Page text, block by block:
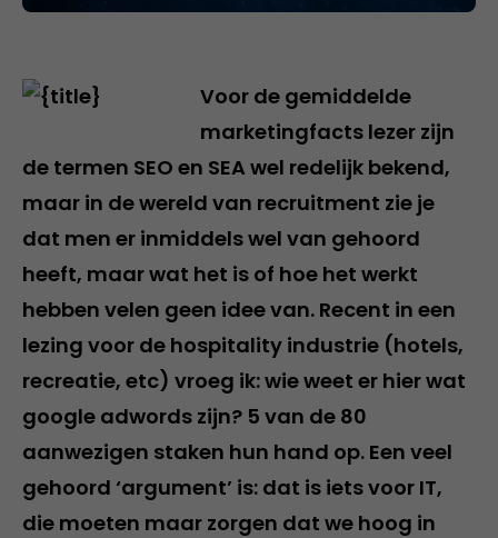
Voor de gemiddelde
marketingfacts lezer zijn
de termen SEO en SEA wel redelijk bekend,
maar in de wereld van recruitment zie je
dat men er inmiddels wel van gehoord
heeft, maar wat het is of hoe het werkt
hebben velen geen idee van. Recent in een
lezing voor de hospitality industrie (hotels,
recreatie, etc) vroeg ik: wie weet er hier wat
google adwords zijn? 5 van de 80
aanwezigen staken hun hand op. Een veel
gehoord ‘argument’ is: dat is iets voor IT,
die moeten maar zorgen dat we hoog in